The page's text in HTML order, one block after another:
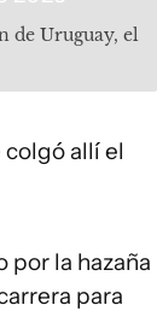
de Uruguay, el
allí el
por la hazaña
para